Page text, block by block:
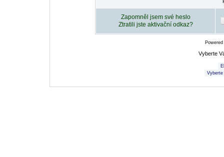
Zapomněl jsem své heslo
Ztratili jste aktivační odkaz?
Vyberte